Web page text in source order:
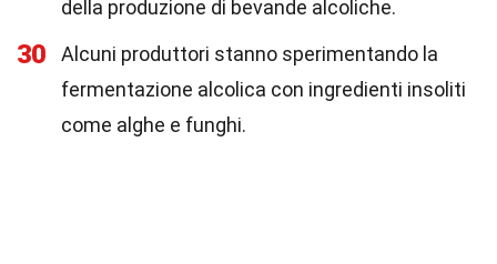
della produzione di bevande alcoliche.
30
Alcuni produttori stanno sperimentando la
fermentazione alcolica con ingredienti insoliti
come alghe e funghi.